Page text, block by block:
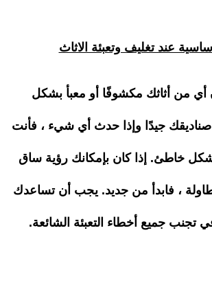
عند تغليف وتعبئة الاثاث
أي من أثاثك مكشوفًا أو معبأ بشكل
جيدًا وإذا حدث أي شيء ، فأنت
خاطئ. إذا كان بإمكانك رؤية ساق
، فابدأ من جديد. يجب أن تساعدك
تجنب جميع أخطاء التعبئة الشائعة.